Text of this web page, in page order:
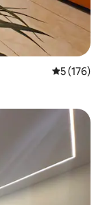
Évaluation
5 (176)